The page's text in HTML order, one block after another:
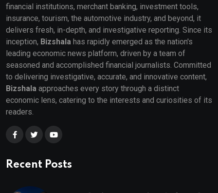
financial institutions, merchant banking, investment tools,
insurance, tourism, the automotive industry, and beyond, it
delivers fresh, in-depth, and investigative reporting. Since its
inception, Bizshala has rapidly emerged as the nation's
leading economic news platform, driven by a team of
seasoned and accomplished financial journalists. Committed
to delivering investigative, accurate, and innovative content,
Bizshala approaches every story through a distinct
economic lens, catering to the interests and curiosities of its
readers.
Recent Posts